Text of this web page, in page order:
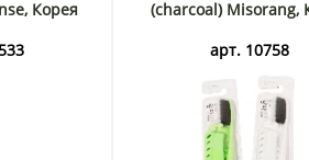
Корея
(charcoal) Misorang,
арт. 10758